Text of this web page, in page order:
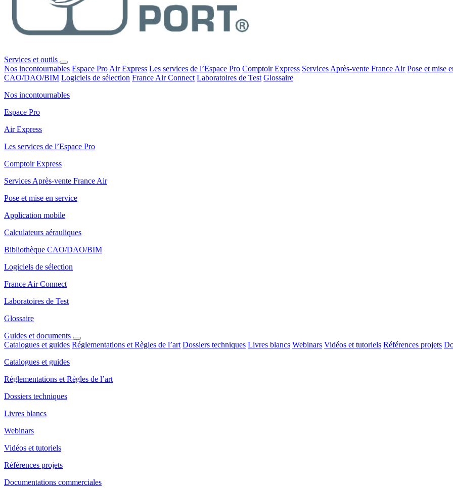
Services et outils
Nos incontournables Espace Pro Air Express Les services de l’Espace Pro Comptoir Express Services Après-vente France Air Pose et mise
CAO/DAO/BIM Logiciels de sélection France Air Connect Laboratoires de Test Glossaire
Nos incontournables
Espace Pro
Air Express
Les services de l’Espace Pro
Comptoir Express
Services Après-vente France Air
Pose et mise en service
Application mobile
Calculateurs aérauliques
Bibliothèque CAO/DAO/BIM
Logiciels de sélection
France Air Connect
Laboratoires de Test
Glossaire
Guides et documents
Catalogues et guides Réglementations et Règles de l’art Dossiers techniques Livres blancs Webinars Vidéos et tutoriels Références projets
Catalogues et guides
Réglementations et Règles de l’art
Dossiers techniques
Livres blancs
Webinars
Vidéos et tutoriels
Références projets
Documentations commerciales